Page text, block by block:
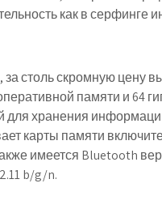
как в серфинге
за столь скромную цену
памяти и 64
для хранения
карты памяти
имеется Bluetooth
b/g/n.